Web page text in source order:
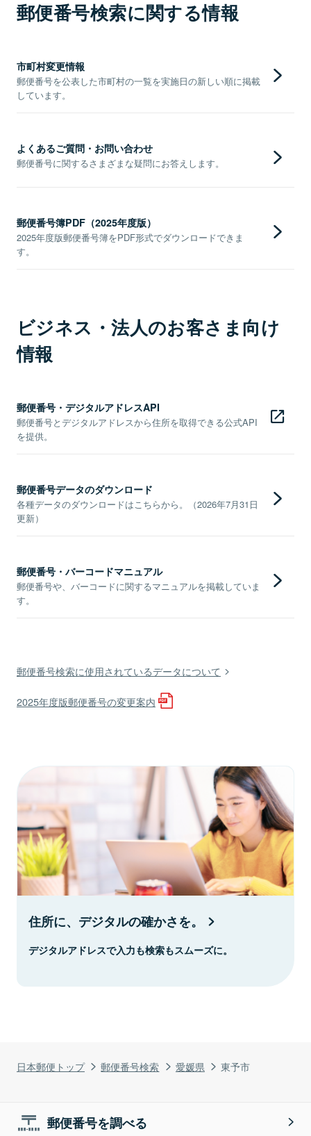
日本郵便トップ 郵便番号検索 愛媛県 東予市
郵便番号検索に関する情報
市町村変更情報
郵便番号を公表した市町村の一覧を実施日の新しい順に掲載
しています。
よくあるご質問・お問い合わせ
郵便番号に関するさまざまな疑問にお答えします。
郵便番号簿PDF（2025年度版）
2025年度版郵便番号簿をPDF形式でダウンロードできま
す。
ビジネス・法人のお客さま向け
情報
郵便番号・デジタルアドレスAPI
郵便番号とデジタルアドレスから住所を取得できる公式API
を提供。
郵便番号データのダウンロード
各種データのダウンロードはこちらから。（2026年7月31日
更新）
郵便番号・バーコードマニュアル
郵便番号や、バーコードに関するマニュアルを掲載していま
す。
郵便番号検索に使用されているデータについて
2025年度版郵便番号の変更案内
住所に、デジタルの確かさを。
デジタルアドレスで入力も検索もスムーズに。
郵便番号を調べる